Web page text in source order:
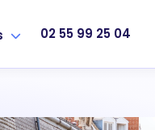
02 55 99 25 04